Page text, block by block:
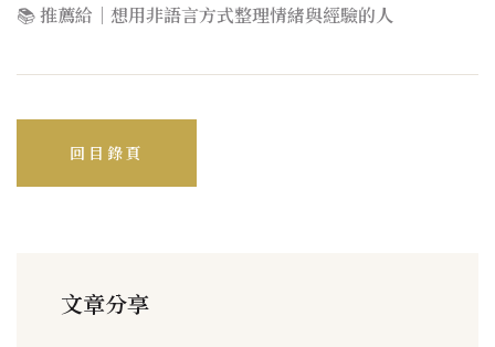
📚推薦給 ｜ 想用非語言方式整理情緒與經驗的人
回目錄頁
文章分享